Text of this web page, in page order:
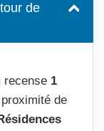
de
recense 1
proximité de